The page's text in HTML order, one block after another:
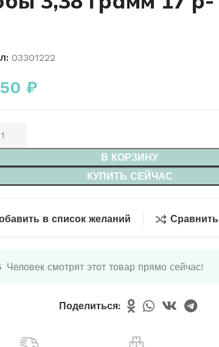
03301222
₽
В КОРЗИНУ
КУПИТЬ СЕЙЧАС
в список желаний Сравнить
Человек смотрят этот товар прямо сейчас!
Поделиться: